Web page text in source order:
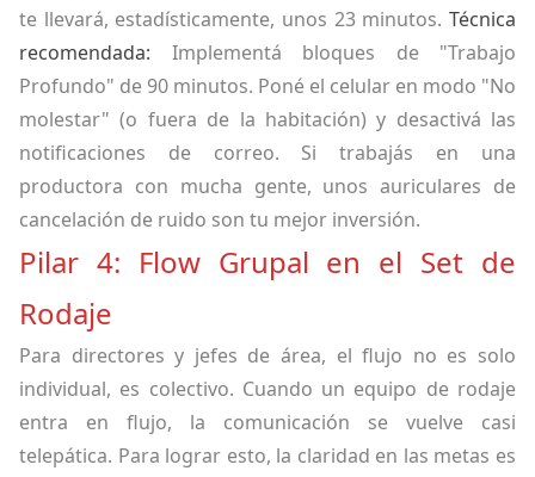
te llevará, estadísticamente, unos 23 minutos. Técnica
recomendada: Implementá bloques de "Trabajo
Profundo" de 90 minutos. Poné el celular en modo "No
molestar" (o fuera de la habitación) y desactivá las
notificaciones de correo. Si trabajás en una
productora con mucha gente, unos auriculares de
cancelación de ruido son tu mejor inversión.
Pilar 4: Flow Grupal en el Set de
Rodaje
Para directores y jefes de área, el flujo no es solo
individual, es colectivo. Cuando un equipo de rodaje
entra en flujo, la comunicación se vuelve casi
telepática. Para lograr esto, la claridad en las metas es